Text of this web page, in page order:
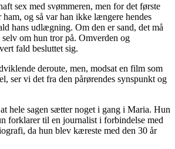
sex med svømmeren, men for det første
og så var han ikke længere hendes
hans udlægning. Om den er sand, det må
om hun tror på. Omverden og
fald besluttet sig.
deroute, men, modsat en film som
ser vi det fra den pårørendes synspunkt og
hele sagen sætter noget i gang i Maria. Hun
forklarer til en journalist i forbindelse med
da hun blev kæreste med den 30 år